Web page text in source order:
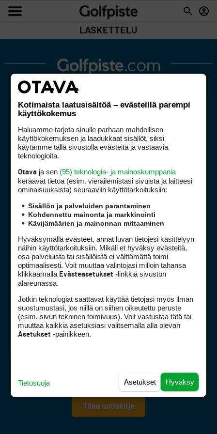
LASKETTELU
Golfpiste mediakortti
Mediahinnasto
DSA avoimuusraportti
Digipalvelut(09) 156 6227
Avoinna ma–pe 8–17
(digi) digi@otavamedia.fi
Tietosuojaseloste
Käyttöehdot
FACEBOOK INSTAGRAM
YOUTUBE
ilmiöistä ja uutisista! Tilaa kirje syöttämällä
sähköpostiosoitteesi alla olevaan kenttään.
Tilaa uutiskirje
Kotimaista laatusisältöä – evästeillä parempi
käyttökokemus
Haluamme tarjota sinulle parhaan mahdollisen
käyttökokemuksen ja laadukkaat sisällöt, siksi
käytämme tällä sivustolla evästeitä ja vastaavia
teknologioita.
Otava ja sen (95) teknologia- ja mainoskumppania
keräävät tietoa (esim. vierailemis­tasi sivuista ja laitteesi
ominaisuuk­sista) seuraaviin käyttötarkoituksiin:
Sisällön ja palveluiden parantaminen
Kohdennettu mainonta ja markkinointi
Kävijämäärien ja mainonnan mittaaminen
Hyväksymällä evästeet, annat luvan tietojesi käsittelyyn
näihin käyttötarkoituksiin. Mikäli et hyväksy evästeitä,
osa palveluista tai sisällöistä ei välttämättä toimi
optimaalisesti. Voit muuttaa valintojasi milloin tahansa
klikkaamalla Evästeasetukset -linkkiä sivuston
alareunassa.
Jotkin teknologiat saattavat käyttää tietojasi myös ilman
suostumustasi, jos niillä on siihen oikeutettu peruste
(esim. sivun tekninen toimivuus). Voit vastustaa tätä tai
muuttaa kaikkia asetuksiasi valitsemalla alla olevan
Asetukset -painikkeen.
Hyväksy
Asetukset
Tietosuoja